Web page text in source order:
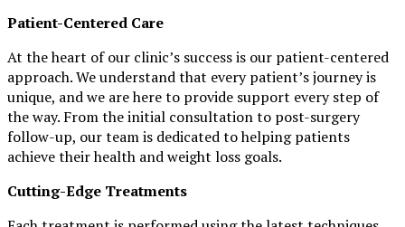
Patient-Centered Care
At the heart of our clinic’s success is our patient-centered
approach. We understand that every patient’s journey is
unique, and we are here to provide support every step of
the way. From the initial consultation to post-surgery
follow-up, our team is dedicated to helping patients
achieve their health and weight loss goals.
Cutting-Edge Treatments